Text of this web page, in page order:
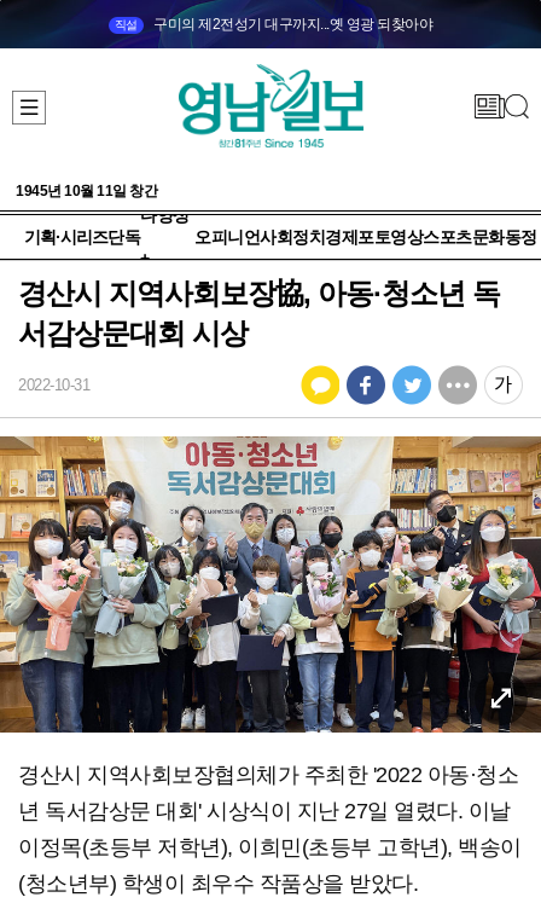
직설 구미의 제2전성기 대구까지...옛 영광 되찾아야
1945년 10월 11일 창간
기획·시리즈단독
다양성
+
오피니언사회정치 경제 포토영상스포츠문화동정
경산시 지역사회보장協, 아동·청소년 독
서감상문대회 시상
2022-10-31
경산시 지역사회보장협의체가 주최한 '2022 아동·청소
년 독서감상문 대회' 시상식이 지난 27일 열렸다. 이날
이정목(초등부 저학년), 이희민(초등부 고학년), 백송이
(청소년부) 학생이 최우수 작품상을 받았다.